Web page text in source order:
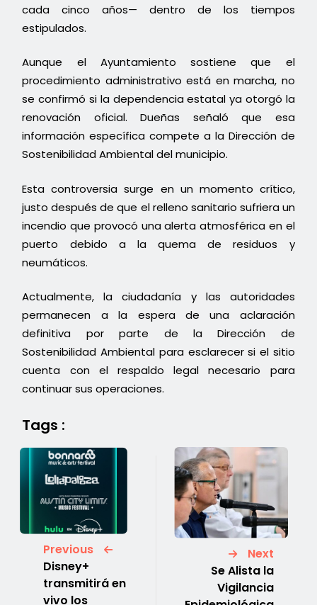
cada cinco años— dentro de los tiempos
estipulados.
Aunque el Ayuntamiento sostiene que el
procedimiento administrativo está en marcha, no
se confirmó si la dependencia estatal ya otorgó la
renovación oficial. Dueñas señaló que esa
información específica compete a la Dirección de
Sostenibilidad Ambiental del municipio.
Esta controversia surge en un momento crítico,
justo después de que el relleno sanitario sufriera un
incendio que provocó una alerta atmosférica en el
puerto debido a la quema de residuos y
neumáticos.
Actualmente, la ciudadanía y las autoridades
permanecen a la espera de una aclaración
definitiva por parte de la Dirección de
Sostenibilidad Ambiental para esclarecer si el sitio
cuenta con el respaldo legal necesario para
continuar sus operaciones.
Tags :
Previous
Disney+
transmitirá en
vivo los
Next
Se Alista la
Vigilancia